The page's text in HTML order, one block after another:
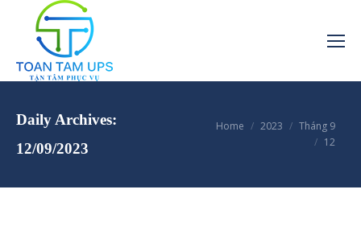
Daily Archives:
12/09/2023
You are here:
Home 2023
Tháng 9
12